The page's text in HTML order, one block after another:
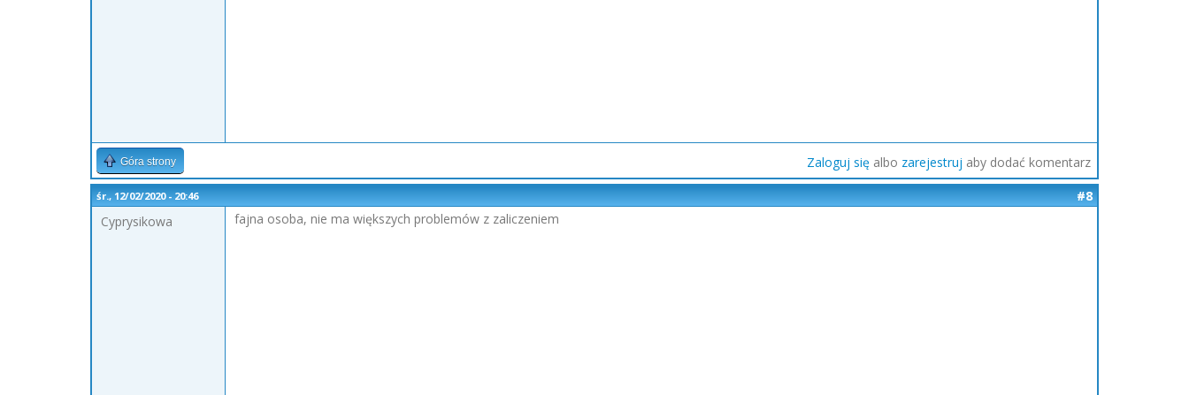
Góra strony Zaloguj się albo zarejestruj aby dodać komentarz
śr., 12/02/2020 - 20:46
#8
Cyprysikowa
fajna osoba, nie ma większych problemów z zaliczeniem